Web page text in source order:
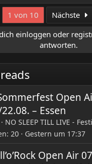
1 von 10 Nächste
einloggen oder
antworten.
Open
– Essen
NO SLEEP TILL LIVE -
20 Gestern um 17:37
Open Air